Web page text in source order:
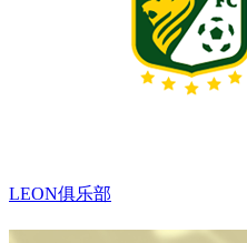
LEON俱乐部